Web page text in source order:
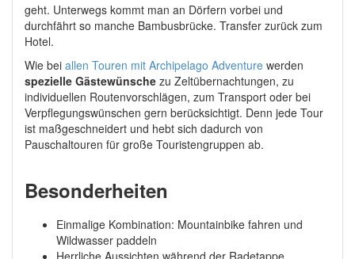
geht. Unterwegs kommt man an Dörfern vorbei und
durchfährt so manche Bambusbrücke. Transfer zurück zum
Hotel.
Wie bei allen Touren mit Archipelago Adventure werden
spezielle Gästewünsche zu Zeltübernachtungen, zu
individuellen Routenvorschlägen, zum Transport oder bei
Verpflegungswünschen gern berücksichtigt. Denn jede Tour
ist maßgeschneidert und hebt sich dadurch von
Pauschaltouren für große Touristengruppen ab.
Besonderheiten
Einmalige Kombination: Mountainbike fahren und
Wildwasser paddeln